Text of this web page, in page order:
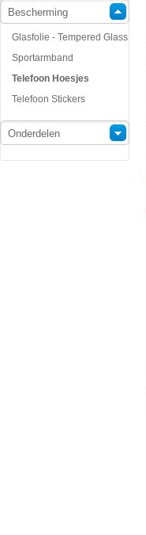
Bescherming
Glasfolie - Tempered Glass
Sportarmband
Telefoon Hoesjes
Telefoon Stickers
Onderdelen